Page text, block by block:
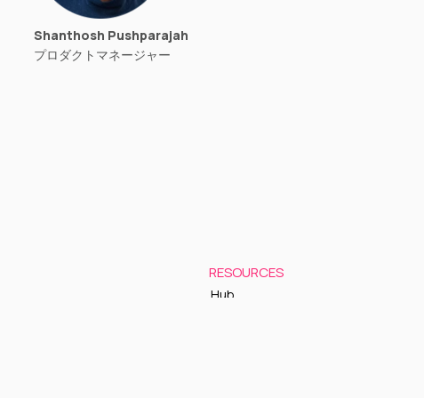
Shanthosh Pushparajah
プロダクトマネージャー
RESOURCES
Hub